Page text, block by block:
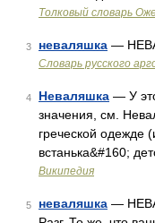
Толковый словарь
3 неваляшка —
Словарь русского
4 Неваляшка — У
значения, см.
греческой одежде
встанька&#160;
Википедия
5 неваляшка —